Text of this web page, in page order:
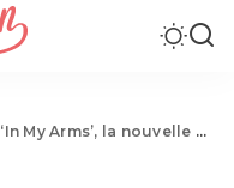
‘In My Arms’, la nouvelle d’Illenium qu’on a dans la peau